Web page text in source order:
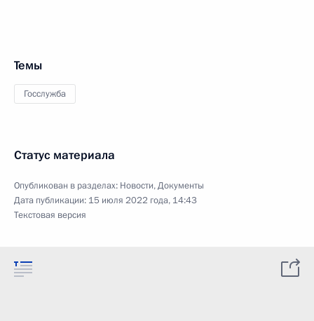
Темы
Госслужба
Статус материала
Опубликован в разделах: Новости,Документы
Дата публикации: 15 июля 2022 года, 14:43
Текстовая версия